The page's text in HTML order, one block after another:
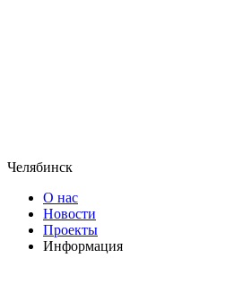
Челябинск
О нас
Новости
Проекты
Информация